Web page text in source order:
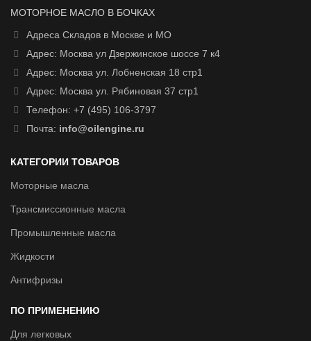
МОТОРНОЕ МАСЛО В БОЧКАХ
Адреса Складов в Москве и МО
Адрес: Москва ул Дзержинское шоссе 7 к4
Адрес: Москва ул. Лобненская 18 стр1
Адрес: Москва ул. Рябиновая 37 стр1
Телефон: +7 (495) 106-3797
Почта: info@oilengine.ru
КАТЕГОРИИ ТОВАРОВ
Моторные масла
Трансмиссионные масла
Промышленные масла
Жидкости
Антифризы
ПО ПРИМЕНЕНИЮ
Для легковых